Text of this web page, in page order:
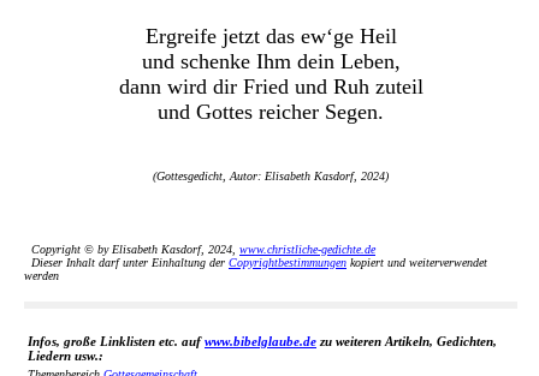
Ergreife jetzt das ew‘ge Heil
und schenke Ihm dein Leben,
dann wird dir Fried und Ruh zuteil
und Gottes reicher Segen.
(Gottesgedicht, Autor: Elisabeth Kasdorf, 2024)
Copyright © by Elisabeth Kasdorf, 2024, www.christliche-gedichte.de
Dieser Inhalt darf unter Einhaltung der Copyrightbestimmungen kopiert und weiterverwendet
werden
Infos, große Linklisten etc. aufwww.bibelglaube.de zu weiteren Artikeln, Gedichten,
Liedern usw.: